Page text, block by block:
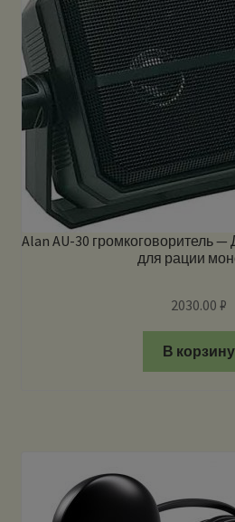
Alan AU-30 громкоговоритель
для рации
2030.00₽
В корзину